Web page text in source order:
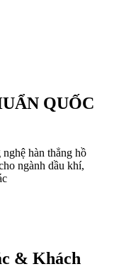
QUỐC
hàn thẳng hồ
ngành dầu khí,
& Khách